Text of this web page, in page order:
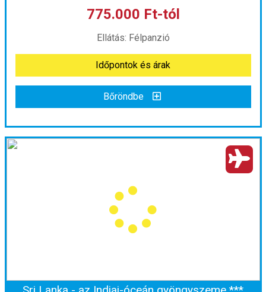
már 614.000 Ft-tól
Időpontok és árak
Bőröndbe
775.000 Ft-tól
Ellátás: Félpanzió
Időpontok és árak
Bőröndbe
INDIAI ARANYHÁROMSZÖG *****
Város:Agra
Utazás módja:
Ellátás:
Félpanzió
Szálláskategória:Hotel *****
Kétágyas szoba pótággyal